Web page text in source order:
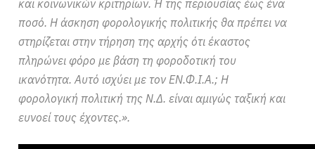
και κοινωνικών κριτηρίων. Ή της περιουσίας έως ένα
ποσό. Η άσκηση φορολογικής πολιτικής θα πρέπει να
στηρίζεται στην τήρηση της αρχής ότι έκαστος
πληρώνει φόρο με βάση τη φοροδοτική του
ικανότητα. Αυτό ισχύει με τον ΕΝ.Φ.Ι.Α.; Η
φορολογική πολιτική της Ν.Δ. είναι αμιγώς ταξική και
ευνοεί τους έχοντες.».